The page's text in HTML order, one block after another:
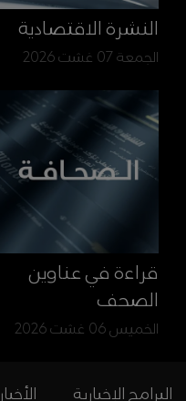
النشرة الاقتصادية
الجمعة 07 غشت 2026
قراءة في عناوين
الصحف
الخميس 06 غشت 2026
الأخبار البرامج الإخبارية